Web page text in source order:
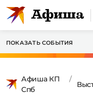
ПОКАЗАТЬ СОБЫТИЯ
Афиша КП
Спб